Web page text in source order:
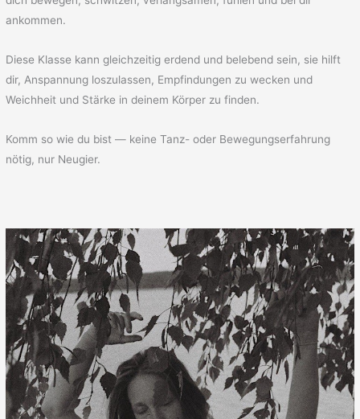
ankommen.
Diese Klasse kann gleichzeitig erdend und belebend sein, sie hilft
dir, Anspannung loszulassen, Empfindungen zu wecken und
Weichheit und Stärke in deinem Körper zu finden.
Komm so wie du bist — keine Tanz- oder Bewegungserfahrung
nötig, nur Neugier.